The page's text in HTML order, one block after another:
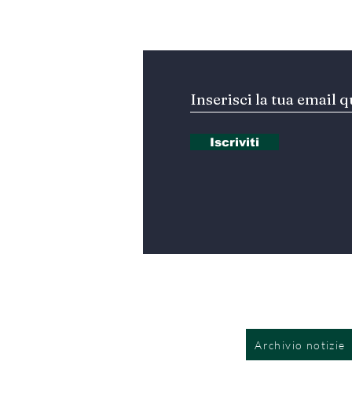
Iscriviti
Archivio notizie